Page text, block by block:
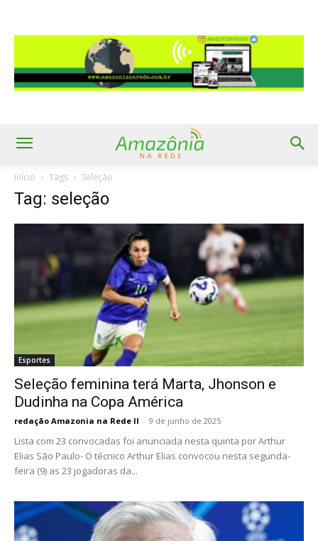
Início Tags Seleção
Tag: seleção
Esportes
Seleção feminina terá Marta, Jhonson e
Dudinha na Copa América
redação Amazonia na Rede II - 9 de junho de 2025
Lista com 23 convocadas foi anunciada nesta quinta por Arthur
Elias São Paulo- O técnico Arthur Elias convocou nesta segunda-
feira (9) as 23 jogadoras da...